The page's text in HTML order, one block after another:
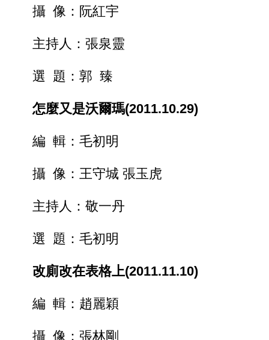
攝 像：阮紅宇
主持人：張泉靈
選 題：郭 臻
怎麼又是沃爾瑪(2011.10.29)
編 輯：毛初明
攝 像：王守城 張玉虎
主持人：敬一丹
選 題：毛初明
改廁改在表格上(2011.11.10)
編 輯：趙麗穎
攝 像：張林剛